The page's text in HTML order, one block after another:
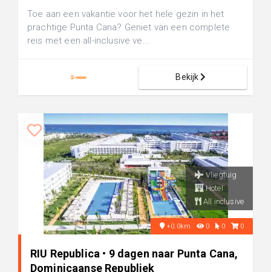
Toe aan een vakantie voor het hele gezin in het
prachtige Punta Cana? Geniet van een complete
reis met een all-inclusive ve...
Bekijk
Vliegtuig
Hotel
All inclusive
+0.0km 0 0 0
RIU Republica • 9 dagen naar Punta Cana,
Dominicaanse Republiek